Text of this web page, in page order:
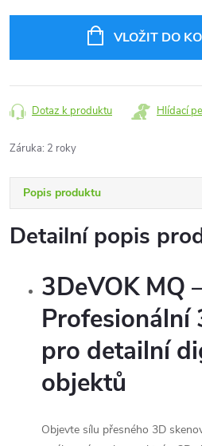
VLOŽIT DO
Dotaz k produktu Hlídací
Záruka: 2 roky
Popis produktu
Detailní popis
3DeVOK MQ
Profesionální
pro detailní
objektů
Objevte sílu přesného 3D